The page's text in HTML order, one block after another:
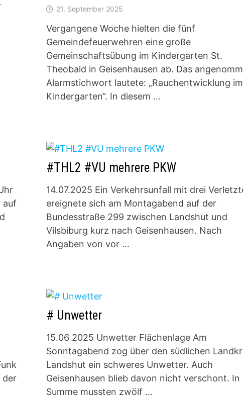
21. September 2025
Vergangene Woche hielten die fünf
Gemeindefeuerwehren eine große
Gemeinschaftsübung im Kindergarten St.
Theobald in Geisenhausen ab. Das
Alarmstichwort lautete: „Rauchentwicklung im
Kindergarten“. In diesem …
auf
#THL2 #VU mehrere PKW
14.07.2025 Ein Verkehrsunfall mit drei
ereignete sich am Montagabend auf der
Bundesstraße 299 zwischen Landshut und
Vilsbiburg kurz nach Geisenhausen. Nach
Angaben von vor …
der
# Unwetter
15.06 2025 Unwetter Flächenlage Am
Sonntagabend zog über den südlichen
Landshut ein schweres Unwetter. Auch
Geisenhausen blieb davon nicht verschont. In
Summe mussten zwölf …